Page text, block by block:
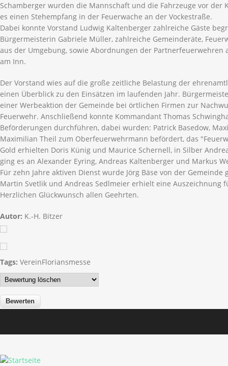
Schamberger wurden die Mannschaft und die Fahrzeuge vor der
es einen Stehempfang in der Feuerwache an der Vockestraße.
Dabei konnte Vorstand Ludwig Kaltenberger zahlreiche Gäste
Bürgermeisterin Gabriele Müller, zahlreiche Gemeinderäte,
aus der Umgebung, sowie Abordnungen der Partnerfeuerwehren
am Inn.
Der Vorstand wies auf die große zeitliche Belastung der
einen Überblick zu den Einsätzen im laufenden Jahr.
einer Werbeaktion der Gemeinde bei örtlichen Firmen zur
Feuerwehr. Anschließend konnte Kommandant Thomas
Beförderungen durchführen, dabei wurden: Patrick Basedow,
Maximilian Theil zum Oberfeuerwehrmann befördert, das
Gold erhielten Doris Künig und Maurice Schernell, in Silber
ging es an Alexander Eyring, Andreas Kaltenberger und Markus
Für zehn Jahre aktiven Dienst wurde Jörg Bäse von der Gemeinde
Martin Svetlik und Andreas Sedlmeier erhielt eine Auszeichnung
Herzlichen Glückwunsch allen Geehrten.
Autor: K.-H. Bitzer
Tags: VereinFloriansmesse